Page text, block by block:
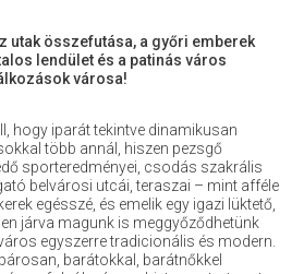
utak összefutása, a győri emberek
lendület és a patinás város
városa!
hogy iparát tekintve dinamikusan
több annál, hiszen pezsgő
sporteredményei, csodás szakrális
belvárosi utcái, teraszai – mint afféle
egésszé, és emelik egy igazi lüktető,
járva magunk is meggyőződhetünk
egyszerre tradicionális és modern.
barátokkal, barátnőkkel